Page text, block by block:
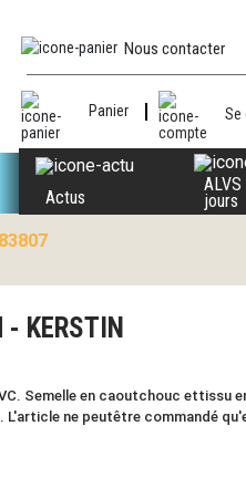
Nous contacter
Panier Se
Actus
jours
KERSTIN
Semelle en caoutchouc ettissu
ne peutêtre commandé